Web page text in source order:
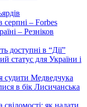
серпні – Forbes
– Резніков
доступні в “Дії”
статус для України і
судити Медведчука
в бік Лисичанська